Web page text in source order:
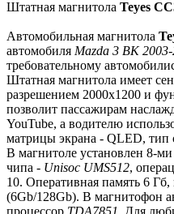
Штатная магнитола Teyes
Автомобильная магнитола
автомобиля Mazda 3 BK
требовательному
Штатная магнитола имеет
разрешением 2000х1200 и
позволит пассажирам
YouTube, а водителю
матрицы экрана - QLED, тип
В магнитоле установлен 8-
чипа - Unisoc UMS512,
10. Оперативная память 6
(6Gb/128Gb). В магнитофон